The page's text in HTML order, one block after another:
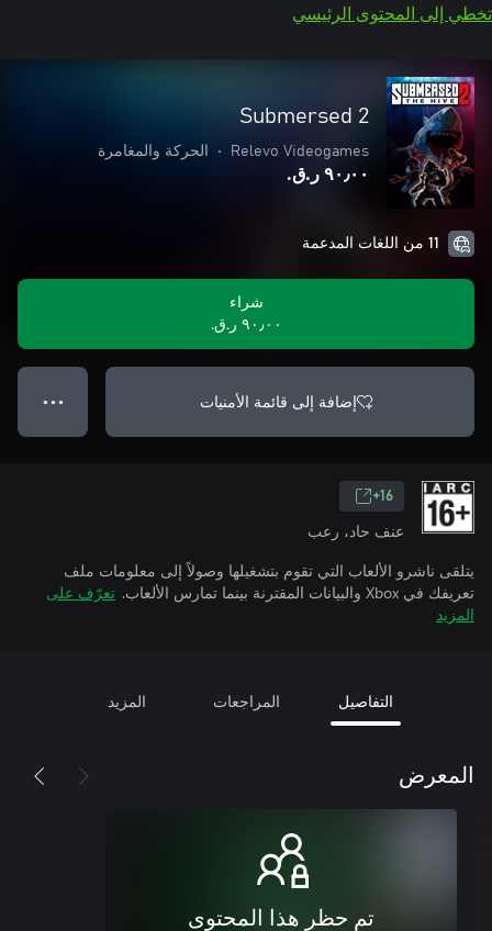
تخطي إلى المحتوى الرئيسي
Submersed 2
Relevo Videogames
• الحركة والمغامرة
٩٠٫٠٠ ر.ق.‏
11 من اللغات المدعمة
شراء
٩٠٫٠٠ ر.ق.‏
إضافة إلى قائمة الأمنيات ● ● ●
16+
عنف حاد، رعب
يتلقى ناشرو الألعاب التي تقوم بتشغيلها وصولاً إلى معلومات ملف
تعريفك في Xbox والبيانات المقترنة بينما تمارس الألعاب.
تعرّف على
المزيد
التفاصيل المراجعات المزيد
المعرض
تم حظر هذا المحتوى